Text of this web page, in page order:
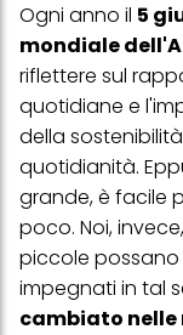
Ogni anno il 5
mondiale
riflettere sul
quotidiane e
della
quotidianità.
grande, è facile
poco. Noi,
piccole
impegnati in tal
cambiato nelle